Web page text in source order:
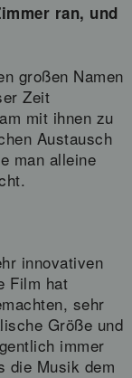
ran, und
großen Namen
Zeit
mit ihnen zu
Austausch
man alleine
innovativen
Film hat
sehr
Größe und
immer
die Musik dem